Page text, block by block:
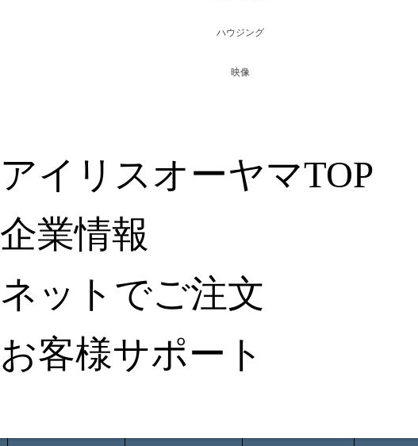
アイリスオーヤマTOP
企業情報
ネットでご注文
お客様サポート
ハウジング
映像